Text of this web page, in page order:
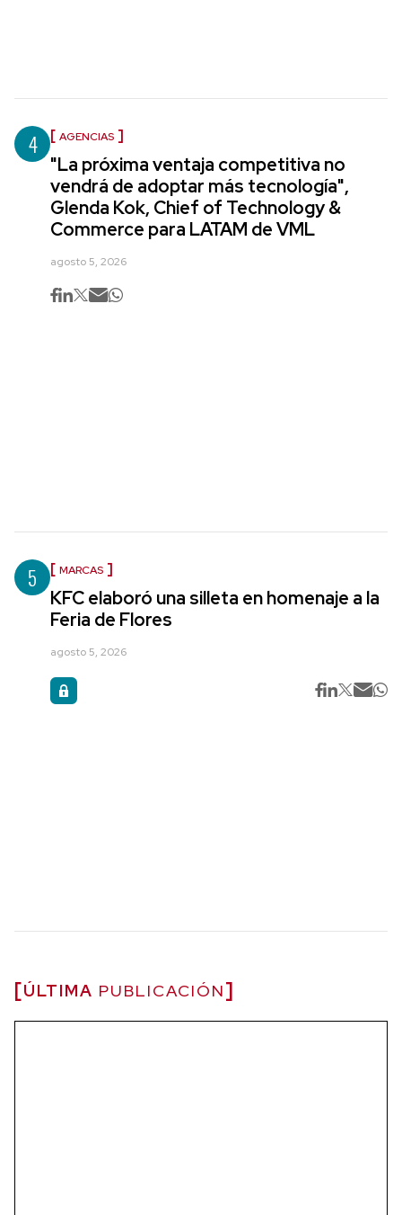
4 AGENCIAS
"La próxima ventaja competitiva no
vendrá de adoptar más tecnología",
Glenda Kok, Chief of Technology &
Commerce para LATAM de VML
agosto 5, 2026
5 MARCAS
KFC elaboró una silleta en homenaje a la
Feria de Flores
agosto 5, 2026
ÚLTIMA PUBLICACIÓN